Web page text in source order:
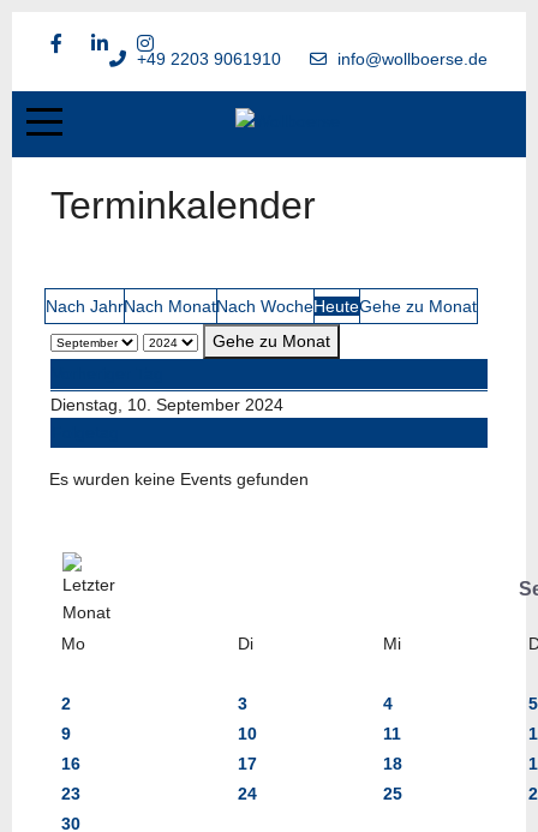
+49 2203 9061910 info@wollboerse.de
Terminkalender
Nach JahrNach MonatNach WocheHeuteGehe zu Monat
Gehe zu Monat
Dienstag, 10. September 2024
Es wurden keine Events gefunden
Mo Di Mi
2 3 4
5
9
10 11
16
17 18
23
24 25
30